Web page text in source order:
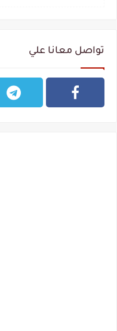
تواصل معانا علي